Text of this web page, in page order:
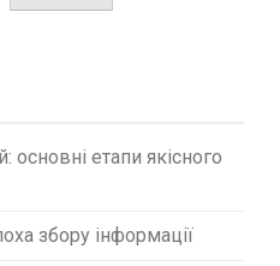
основні етапи якісного
збору інформації